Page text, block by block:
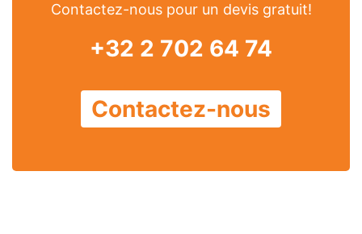
Contactez-nous pour un devis gratuit!
+32 2 702 64 74
Contactez-nous